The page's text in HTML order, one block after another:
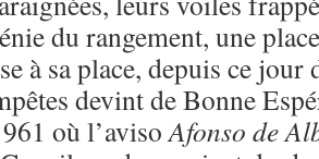
du rangement, une
à sa place, depuis ce
devint de Bonne
où l’avisoAfonso de